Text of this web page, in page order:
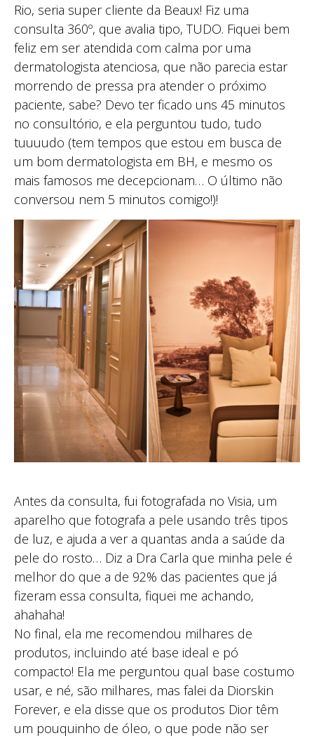
Rio, seria super cliente da Beaux! Fiz uma
consulta 360º, que avalia tipo, TUDO. Fiquei bem
feliz em ser atendida com calma por uma
dermatologista atenciosa, que não parecia estar
morrendo de pressa pra atender o próximo
paciente, sabe? Devo ter ficado uns 45 minutos
no consultório, e ela perguntou tudo, tudo
tuuuudo (tem tempos que estou em busca de
um bom dermatologista em BH, e mesmo os
mais famosos me decepcionam… O último não
conversou nem 5 minutos comigo!)!
Antes da consulta, fui fotografada no Visia, um
aparelho que fotografa a pele usando três tipos
de luz, e ajuda a ver a quantas anda a saúde da
pele do rosto… Diz a Dra Carla que minha pele é
melhor do que a de 92% das pacientes que já
fizeram essa consulta, fiquei me achando,
ahahaha!
No final, ela me recomendou milhares de
produtos, incluindo até base ideal e pó
compacto! Ela me perguntou qual base costumo
usar, e né, são milhares, mas falei da Diorskin
Forever, e ela disse que os produtos Dior têm
um pouquinho de óleo, o que pode não ser